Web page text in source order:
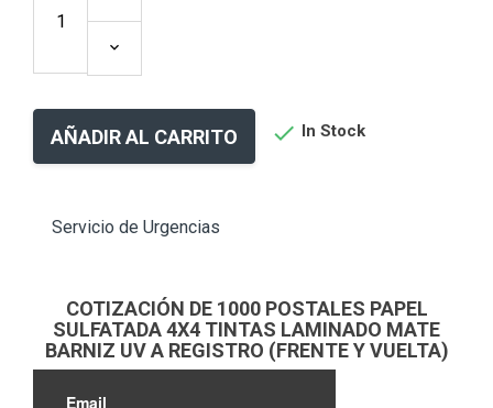
AÑADIR AL CARRITO  In Stock
Servicio de Urgencias
COTIZACIÓN DE 1000 POSTALES PAPEL
SULFATADA 4X4 TINTAS LAMINADO MATE
BARNIZ UV A REGISTRO (FRENTE Y VUELTA)